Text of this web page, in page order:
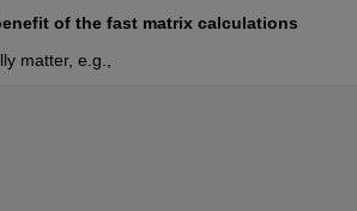
of the fast matrix calculations
matter, e.g.,